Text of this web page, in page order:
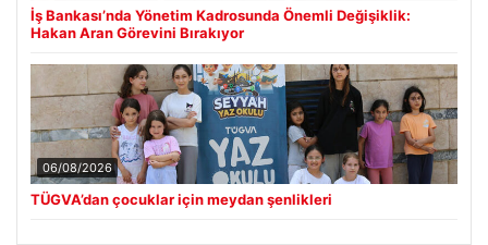
İş Bankası’nda Yönetim Kadrosunda Önemli Değişiklik:
Hakan Aran Görevini Bırakıyor
06/08/2026
TÜGVA’dan çocuklar için meydan şenlikleri